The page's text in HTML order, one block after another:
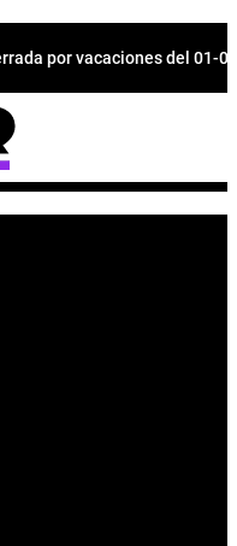
por vacaciones del 01-